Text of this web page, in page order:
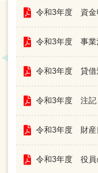
令和3年度 資金
令和3年度 事業
令和3年度 貸借
令和3年度 注記
令和3年度 財産
令和3年度 役員